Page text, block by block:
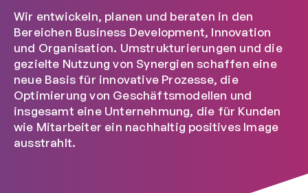
Wir entwickeln, planen und beraten in den
Bereichen Business Development, Innovation
und Organisation. Umstrukturierungen und die
gezielte Nutzung von Synergien schaffen eine
neue Basis für innovative Prozesse, die
Optimierung von Geschäftsmodellen und
insgesamt eine Unternehmung, die für Kunden
wie Mitarbeiter ein nachhaltig positives Image
ausstrahlt.